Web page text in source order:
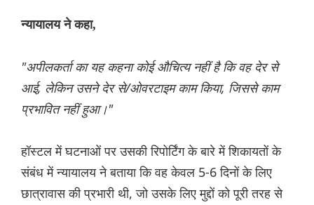
न्यायालय ने कहा,
"अपीलकर्ता का यह कहना कोई औचित्य नहीं है कि वह देर से
आई, लेकिन उसने देर से/ओवरटाइम काम किया, जिससे काम
प्रभावित नहीं हुआ।"
हॉस्टल में घटनाओं पर उसकी रिपोर्टिंग के बारे में शिकायतों के
संबंध में न्यायालय ने बताया कि वह केवल 5-6 दिनों के लिए
छात्रावास की प्रभारी थी, जो उसके लिए मुद्दों को पूरी तरह से